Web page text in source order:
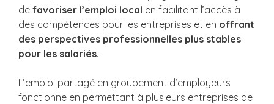
de favoriser l’emploi local en facilitant l’accès à
des compétences pour les entreprises et en offrant
des perspectives professionnelles plus stables
pour les salariés.
L’emploi partagé en groupement d’employeurs
fonctionne en permettant à plusieurs entreprises de